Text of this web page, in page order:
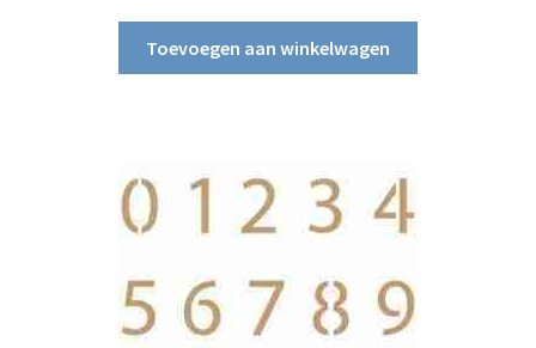
Toevoegen aan winkelwagen